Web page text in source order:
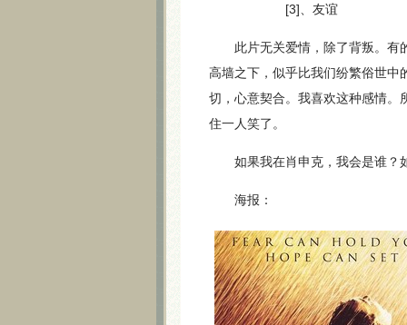
[3]、友谊
此片无关爱情，除了背叛。有
高墙之下，似乎比我们纷繁俗世中
切，心意契合。我喜欢这种感情。
住一人笑了。
如果我在肖申克，我会是谁？
海报：